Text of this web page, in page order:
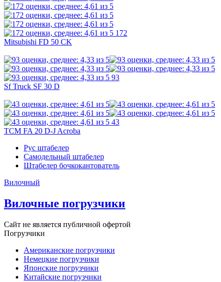
172
Mitsubishi FD 50 CK
93
Sf Truck SF 30 D
43
TCM FA 20 D-J Acroba
Рус штабелер
Самодельный штабелер
Штабелер бочкокантователь
Вилочный
Вилочные погрузчики
Сайт не является публичной офертой
Погрузчики
Американские погрузчики
Немецкие погрузчики
Японские погрузчики
Китайские погрузчики